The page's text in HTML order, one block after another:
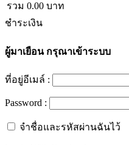
รวม 0.00 บาท
ชำระเงิน
ผู้มาเยือนกรุณาเข้าระบบ
ที่อยู่อีเมล์ :
Password :
จำชื่อและรหัสผ่านฉันไว้